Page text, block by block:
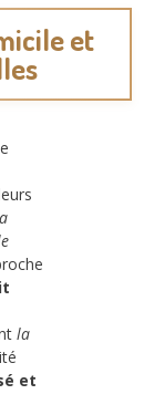
et
la
et